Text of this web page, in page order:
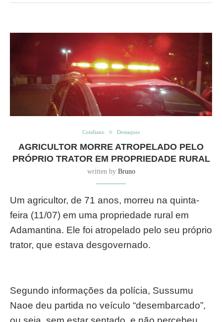
Cotidiano Destaques
AGRICULTOR MORRE ATROPELADO PELO
PRÓPRIO TRATOR EM PROPRIEDADE RURAL
written by Bruno
Um agricultor, de 71 anos, morreu na quinta-
feira (11/07) em uma propriedade rural em
Adamantina. Ele foi atropelado pelo seu próprio
trator, que estava desgovernado.
Segundo informações da polícia, Sussumu
Naoe deu partida no veículo “desembarcado”,